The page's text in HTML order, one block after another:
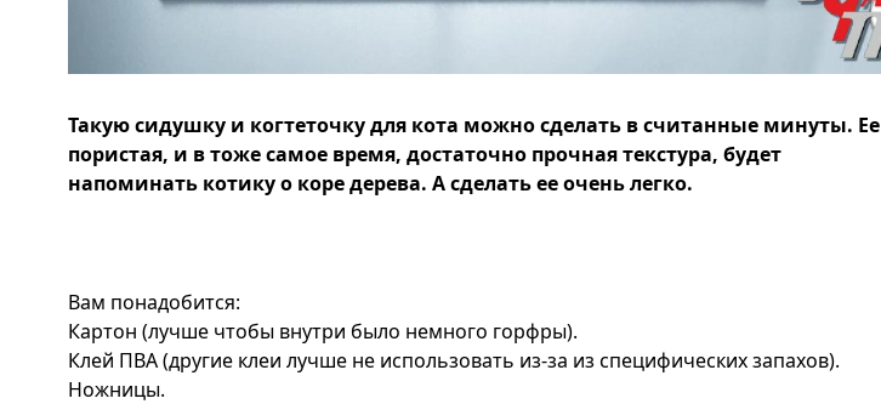
Такую сидушку и когтеточку для кота можно сделать в считанные минуты. Ее
пористая, и в тоже самое время, достаточно прочная текстура, будет
напоминать котику о коре дерева. А сделать ее очень легко.
Вам понадобится:
Картон (лучше чтобы внутри было немного горфры).
Клей ПВА (другие клеи лучше не использовать из-за из специфических запахов).
Ножницы.